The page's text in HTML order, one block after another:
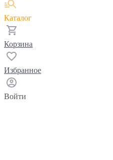
Каталог
Корзина
Избранное
Войти